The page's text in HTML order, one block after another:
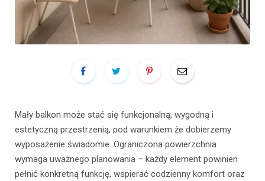
Mały balkon może stać się funkcjonalną, wygodną i
estetyczną przestrzenią, pod warunkiem że dobierzemy
wyposażenie świadomie. Ograniczona powierzchnia
wymaga uważnego planowania – każdy element powinien
pełnić konkretną funkcję, wspierać codzienny komfort oraz